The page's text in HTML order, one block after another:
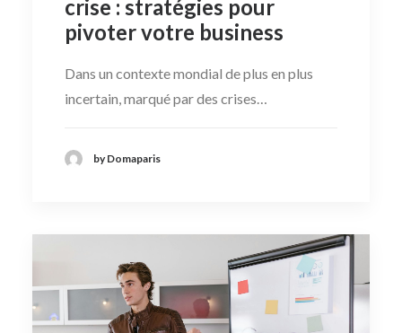
crise : stratégies pour
pivoter votre business
Dans un contexte mondial de plus en plus
incertain, marqué par des crises…
by Domaparis